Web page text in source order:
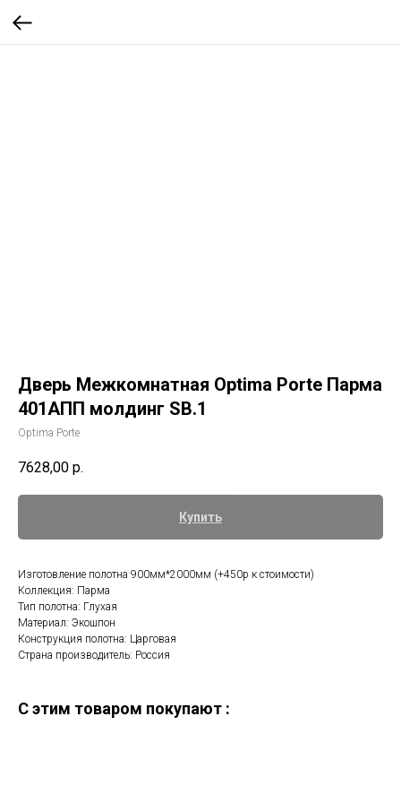
Дверь Межкомнатная Optima Porte Парма
401АПП молдинг SB.1
Optima Porte
7628,00 р.
Купить
Изготовление полотна 900мм*2000мм (+450р к стоимости)
Коллекция: Парма
Тип полотна: Глухая
Материал: Экошпон
Конструкция полотна: Царговая
Страна производитель: Россия
C этим товаром покупают :